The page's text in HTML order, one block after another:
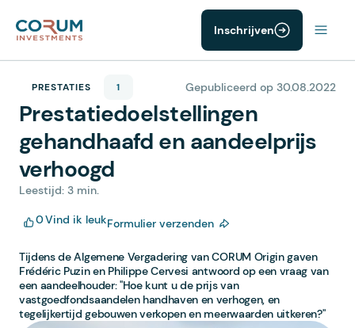
Inschrijven
PRESTATIES 1 Gepubliceerd op 30.08.2022
Prestatiedoelstellingen
gehandhaafd en aandeelprijs
verhoogd
Leestijd: 3 min.
0Vind ik leukFormulier verzenden
Tijdens de Algemene Vergadering van CORUM Origin gaven
Frédéric Puzin en Philippe Cervesi antwoord op een vraag van
een aandeelhouder: "Hoe kunt u de prijs van
vastgoedfondsaandelen handhaven en verhogen, en
tegelijkertijd gebouwen verkopen en meerwaarden uitkeren?"